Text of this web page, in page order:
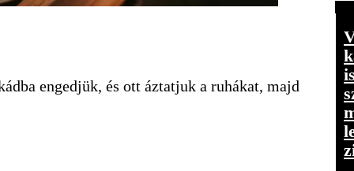
engedjük, és ott áztatjuk a ruhákat, majd